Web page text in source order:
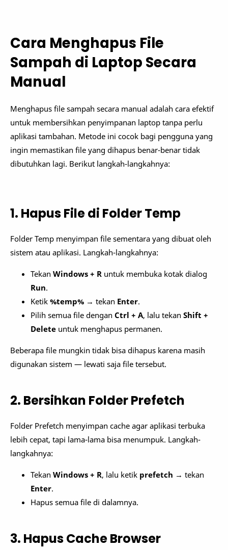
Cara Menghapus File
Sampah di Laptop Secara
Manual
Menghapus file sampah secara manual adalah cara efektif
untuk membersihkan penyimpanan laptop tanpa perlu
aplikasi tambahan. Metode ini cocok bagi pengguna yang
ingin memastikan file yang dihapus benar-benar tidak
dibutuhkan lagi. Berikut langkah-langkahnya:
1. Hapus File di Folder Temp
Folder Temp menyimpan file sementara yang dibuat oleh
sistem atau aplikasi. Langkah-langkahnya:
Tekan Windows + R untuk membuka kotak dialog
Run.
Ketik %temp% → tekan Enter.
Pilih semua file dengan Ctrl + A, lalu tekan Shift +
Delete untuk menghapus permanen.
Beberapa file mungkin tidak bisa dihapus karena masih
digunakan sistem — lewati saja file tersebut.
2. Bersihkan Folder Prefetch
Folder Prefetch menyimpan cache agar aplikasi terbuka
lebih cepat, tapi lama-lama bisa menumpuk. Langkah-
langkahnya:
Tekan Windows + R, lalu ketik prefetch → tekan
Enter.
Hapus semua file di dalamnya.
3. Hapus Cache Browser